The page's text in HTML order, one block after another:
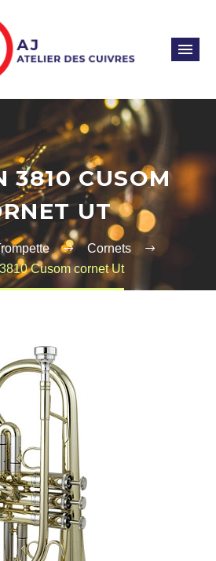
3810 CUSOM
UT
Cornets
Cusom cornet Ut